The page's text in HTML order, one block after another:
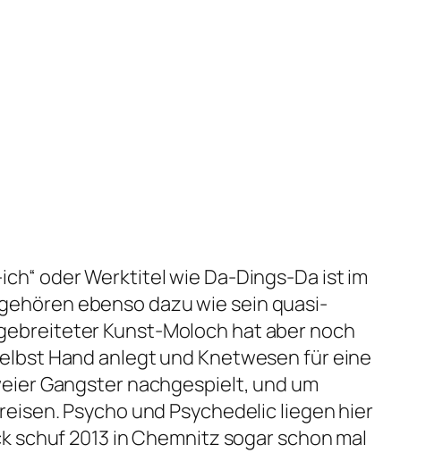
oder Werktitel wie Da-Dings-Da ist im
ebenso dazu wie sein quasi-
Kunst-Moloch hat aber noch
Hand anlegt und Knetwesen für eine
Gangster nachgespielt, und um
Psycho und Psychedelic liegen hier
2013 in Chemnitz sogar schon mal